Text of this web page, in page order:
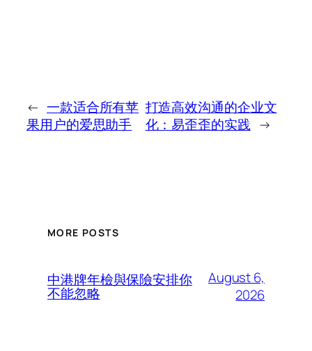
← 一款适合所有苹
果用户的爱思助手
打造高效沟通的企业文
化：易歪歪的实践 →
MORE POSTS
中港牌年檢與保險安排你
不能忽略
August 6,
2026